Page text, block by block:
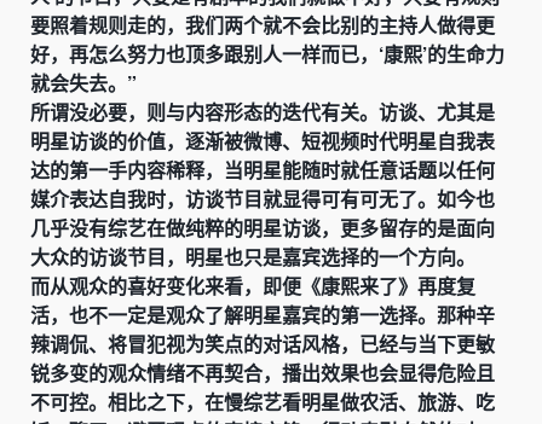
要照着规则走的，我们两个就不会比别的主持人做得更
好，再怎么努力也顶多跟别人一样而已，‘康熙’的生命力
就会失去。”
所谓没必要，则与内容形态的迭代有关。访谈、尤其是
明星访谈的价值，逐渐被微博、短视频时代明星自我表
达的第一手内容稀释，当明星能随时就任意话题以任何
媒介表达自我时，访谈节目就显得可有可无了。如今也
几乎没有综艺在做纯粹的明星访谈，更多留存的是面向
大众的访谈节目，明星也只是嘉宾选择的一个方向。
而从观众的喜好变化来看，即便《康熙来了》再度复
活，也不一定是观众了解明星嘉宾的第一选择。那种辛
辣调侃、将冒犯视为笑点的对话风格，已经与当下更敏
锐多变的观众情绪不再契合，播出效果也会显得危险且
不可控。相比之下，在慢综艺看明星做农活、旅游、吃